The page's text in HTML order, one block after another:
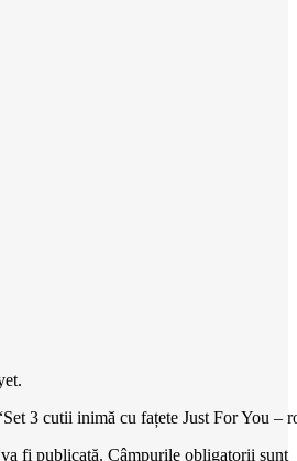
3 cutii inimă cu fațete Just For You –
fi publicată. Câmpurile obligatorii sunt